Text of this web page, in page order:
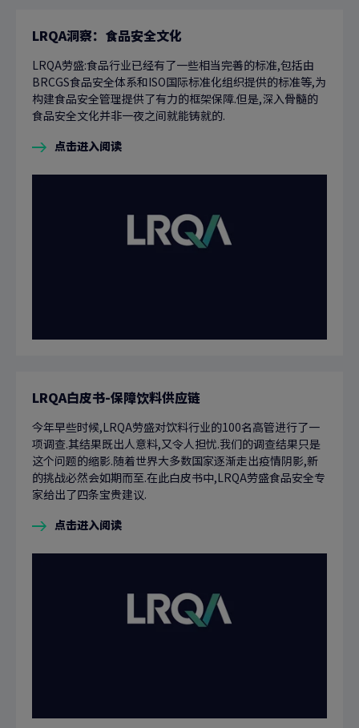
LRQA洞察：食品安全文化
LRQA劳盛:食品行业已经有了一些相当完善的标准,包括由
BRCGS食品安全体系和ISO国际标准化组织提供的标准等,为
构建食品安全管理提供了有力的框架保障.但是,深入骨髓的
食品安全文化并非一夜之间就能铸就的.
点击进入阅读
LRQA白皮书-保障饮料供应链
今年早些时候,LRQA劳盛对饮料行业的100名高管进行了一
项调查.其结果既出人意料,又令人担忧.我们的调查结果只是
这个问题的缩影.随着世界大多数国家逐渐走出疫情阴影,新
的挑战必然会如期而至.在此白皮书中,LRQA劳盛食品安全专
家给出了四条宝贵建议.
点击进入阅读